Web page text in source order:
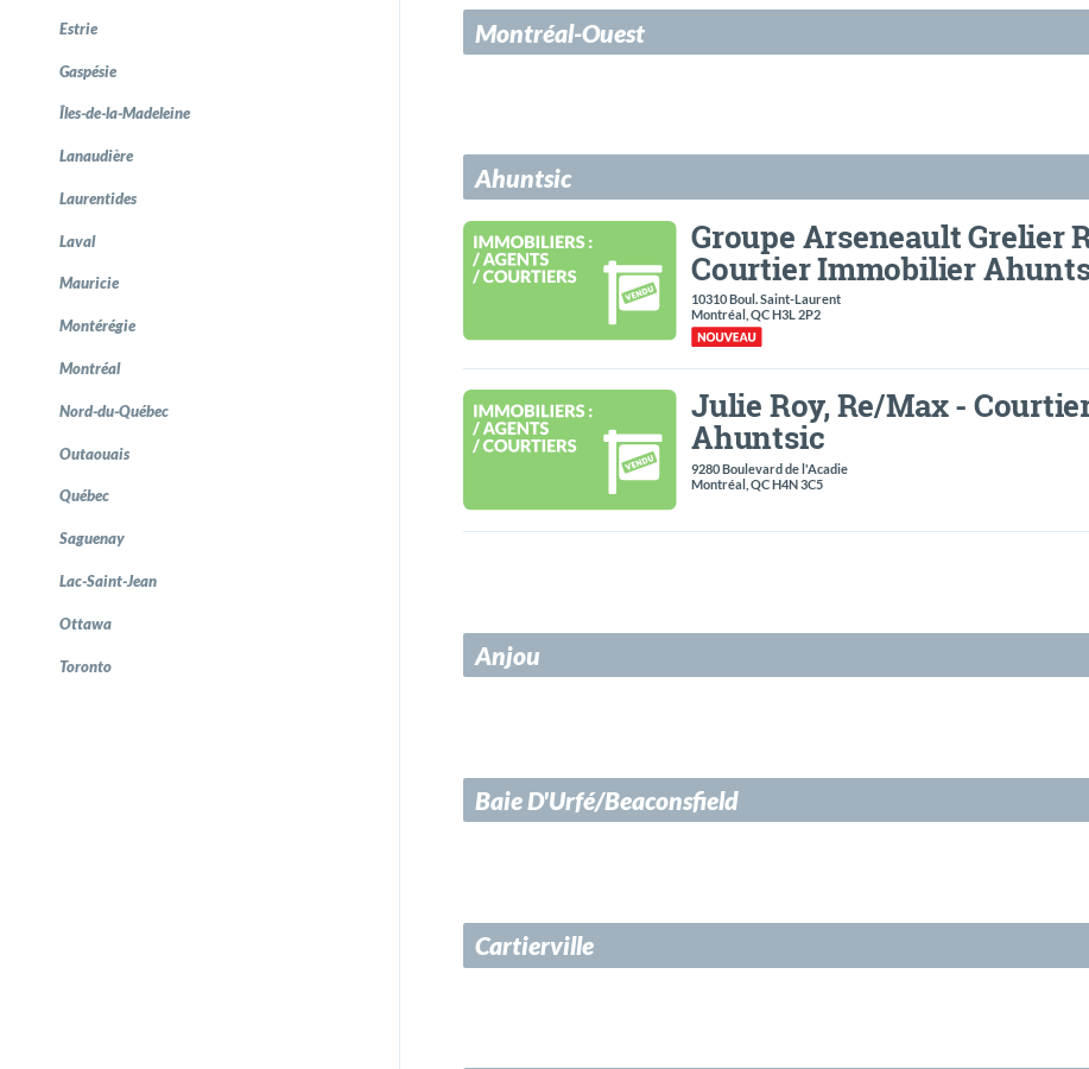
Estrie
Gaspésie
Îles-de-la-Madeleine
Lanaudière
Laurentides
Laval
Mauricie
Montérégie
Montréal
Nord-du-Québec
Outaouais
Québec
Saguenay
Lac-Saint-Jean
Ottawa
Toronto
Montréal-Ouest
Ahuntsic
Groupe Arseneault Grelier
Courtier Immobilier
10310 Boul. Saint-Laurent
Montréal, QC H3L 2P2
Julie Roy, Re/Max -
Ahuntsic
9280 Boulevard de l'Acadie
Montréal, QC H4N 3C5
Anjou
Baie D'Urfé/Beaconsfield
Cartierville